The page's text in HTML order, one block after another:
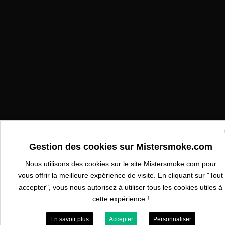
Gestion des cookies sur Mistersmoke.com
Nous utilisons des cookies sur le site Mistersmoke.com pour
vous offrir la meilleure expérience de visite. En cliquant sur "Tout
accepter", vous nous autorisez à utiliser tous les cookies utiles à
cette expérience !
En savoir plus Accepter Personnaliser